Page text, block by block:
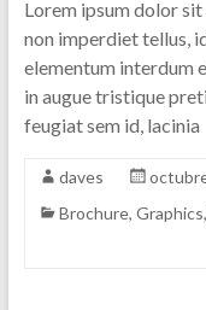
Lorem ipsum dolor
non imperdiet tellus,
elementum interdum
in augue tristique
feugiat sem id, lacinia
daves
Brochure, Graphics,